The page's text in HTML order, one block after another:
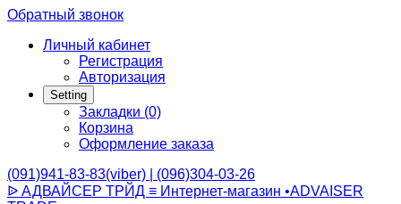
Обратный звонок
Личный кабинет
Регистрация
Авторизация
Setting
Закладки (0)
Корзина
Оформление заказа
(091)941-83-83(viber) | (096)304-03-26
ᐉ АДВАЙСЕР ТРЙД ≡ Интернет-магазин •ADVAISER